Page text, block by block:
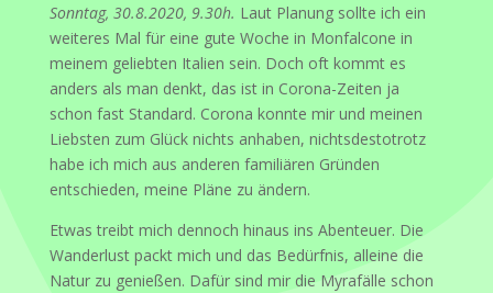
Sonntag, 30.8.2020, 9.30h. Laut Planung sollte ich ein
weiteres Mal für eine gute Woche in Monfalcone in
meinem geliebten Italien sein. Doch oft kommt es
anders als man denkt, das ist in Corona-Zeiten ja
schon fast Standard. Corona konnte mir und meinen
Liebsten zum Glück nichts anhaben, nichtsdestotrotz
habe ich mich aus anderen familiären Gründen
entschieden, meine Pläne zu ändern.
Etwas treibt mich dennoch hinaus ins Abenteuer. Die
Wanderlust packt mich und das Bedürfnis, alleine die
Natur zu genießen. Dafür sind mir die Myrafälle schon